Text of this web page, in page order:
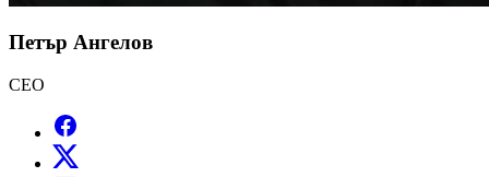
Петър Ангелов
CEO